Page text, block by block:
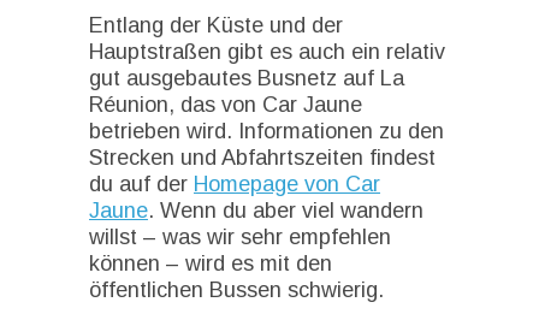
Entlang der Küste und der
Hauptstraßen gibt es auch ein relativ
gut ausgebautes Busnetz auf La
Réunion, das von Car Jaune
betrieben wird. Informationen zu den
Strecken und Abfahrtszeiten findest
du auf der Homepage von Car
Jaune. Wenn du aber viel wandern
willst – was wir sehr empfehlen
können – wird es mit den
öffentlichen Bussen schwierig.